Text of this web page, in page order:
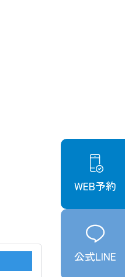
WEB予約
公式LINE